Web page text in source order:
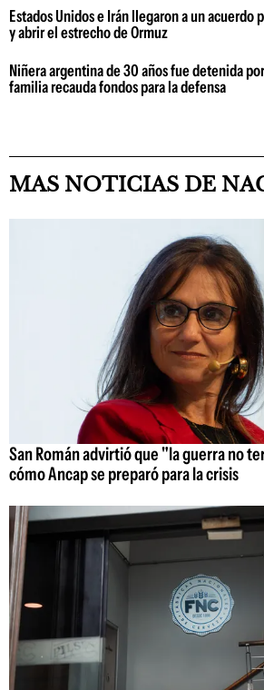
Estados Unidos e Irán llegaron a un acuerdo
y abrir el estrecho de Ormuz
Niñera argentina de 30 años fue detenida
familia recauda fondos para la defensa
MAS NOTICIAS DE
San Román advirtió que "la guerra no
cómo Ancap se preparó para la crisis